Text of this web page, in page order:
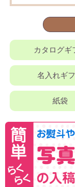
カタログギ
名入れギ
紙袋